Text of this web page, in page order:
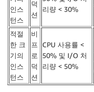
인스
턴스
덕
션
리량 < 30%
적절
한 크
기의
인스
턴스
비
프
로
덕
션
CPU 사용률 <
50% 및 I/O 처
리량 < 50%